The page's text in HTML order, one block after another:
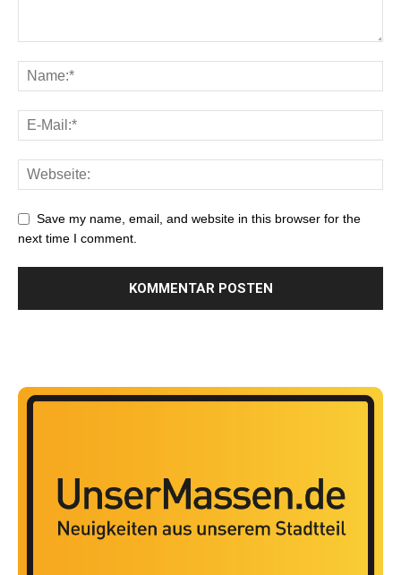
Save my name, email, and website in this browser for the
next time I comment.